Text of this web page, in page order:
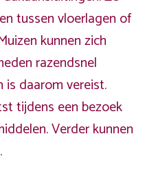
tussen vloerlagen of
kunnen zich
razendsnel
daarom vereist.
tijdens een bezoek
Verder kunnen